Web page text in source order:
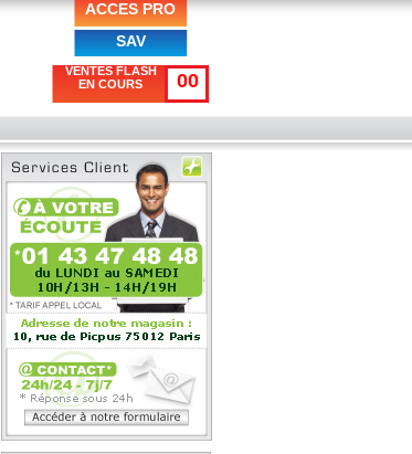
ACCES PRO
SAV
VENTES FLASH
EN COURS
00